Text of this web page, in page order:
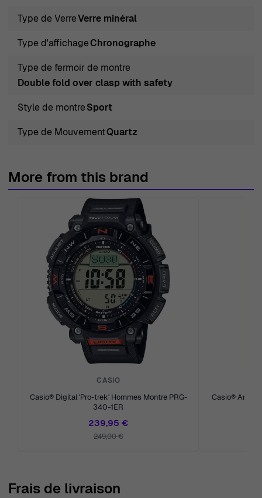
Type de VerreVerre minéral
Type d'affichageChronographe
Type de fermoir de montre
Double fold over clasp with safety
Style de montreSport
Type de MouvementQuartz
More from this brand
CASIO
Casio® Digital 'Pro-trek' Hommes Montre PRG-
340-1ER
239,95 €
249,00 €
Casio®
Frais de livraison